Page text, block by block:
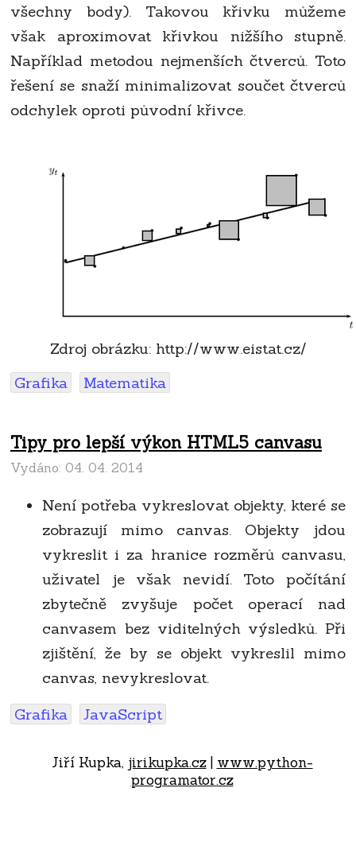
všechny body). Takovou křivku můžeme
však aproximovat křivkou nižšího stupně.
Například metodou nejmenších čtverců. Toto
řešení se snaží minimalizovat součet čtverců
odchylek oproti původní křivce.
Zdroj obrázku: http://www.eistat.cz/
Grafika
Matematika
Tipy pro lepší výkon HTML5 canvasu
Vydáno: 04. 04. 2014
Není potřeba vykreslovat objekty, které se
zobrazují mimo canvas. Objekty jdou
vykreslit i za hranice rozměrů canvasu,
uživatel je však nevidí. Toto počítání
zbytečně zvyšuje počet operací nad
canvasem bez viditelných výsledků. Při
zjištění, že by se objekt vykreslil mimo
canvas, nevykreslovat.
Grafika
JavaScript
Jiří Kupka, jirikupka.cz| www.python-
programator.cz